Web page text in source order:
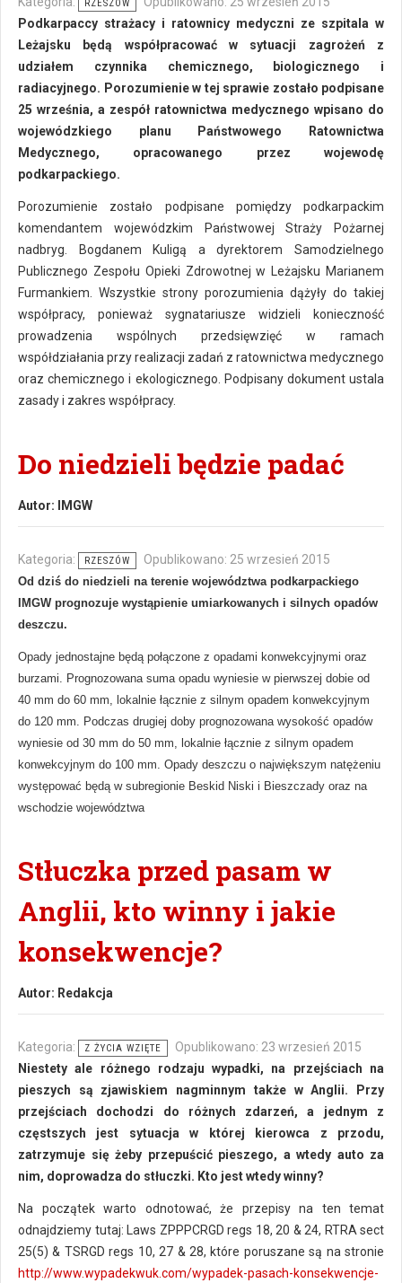
RZESZÓW
Podkarpaccy strażacy i ratownicy medyczni ze szpitala w
Leżajsku będą współpracować w sytuacji zagrożeń z
udziałem czynnika chemicznego, biologicznego i
radiacyjnego. Porozumienie w tej sprawie zostało podpisane
25 września, a zespół ratownictwa medycznego wpisano do
wojewódzkiego planu Państwowego Ratownictwa
Medycznego, opracowanego przez wojewodę
podkarpackiego.
Porozumienie zostało podpisane pomiędzy podkarpackim
komendantem wojewódzkim Państwowej Straży Pożarnej
nadbryg. Bogdanem Kuligą a dyrektorem Samodzielnego
Publicznego Zespołu Opieki Zdrowotnej w Leżajsku Marianem
Furmankiem. Wszystkie strony porozumienia dążyły do takiej
współpracy, ponieważ sygnatariusze widzieli konieczność
prowadzenia wspólnych przedsięwzięć w ramach
współdziałania przy realizacji zadań z ratownictwa medycznego
oraz chemicznego i ekologicznego. Podpisany dokument ustala
zasady i zakres współpracy.
Do niedzieli będzie padać
Autor: IMGW
Kategoria: RZESZÓW Opublikowano: 25 wrzesień 2015
Od dziś do niedzieli na terenie województwa podkarpackiego
IMGW prognozuje wystąpienie umiarkowanych i silnych opadów
deszczu.
Opady jednostajne będą połączone z opadami konwekcyjnymi oraz
burzami. Prognozowana suma opadu wyniesie w pierwszej dobie od
40 mm do 60 mm, lokalnie łącznie z silnym opadem konwekcyjnym
do 120 mm. Podczas drugiej doby prognozowana wysokość opadów
wyniesie od 30 mm do 50 mm, lokalnie łącznie z silnym opadem
konwekcyjnym do 100 mm. Opady deszczu o największym natężeniu
występować będą w subregionie Beskid Niski i Bieszczady oraz na
wschodzie województwa
Stłuczka przed pasam w
Anglii, kto winny i jakie
konsekwencje?
Autor: Redakcja
Kategoria: Z ŻYCIA WZIĘTE
Opublikowano: 23 wrzesień 2015
Niestety ale różnego rodzaju wypadki, na przejściach na
pieszych są zjawiskiem nagminnym także w Anglii. Przy
przejściach dochodzi do różnych zdarzeń, a jednym z
częstszych jest sytuacja w której kierowca z przodu,
zatrzymuje się żeby przepuścić pieszego, a wtedy auto za
nim, doprowadza do stłuczki. Kto jest wtedy winny?
Na początek warto odnotować, że przepisy na ten temat
odnajdziemy tutaj: Laws ZPPPCRGD regs 18, 20 & 24, RTRA sect
25(5) & TSRGD regs 10, 27 & 28, które poruszane są na stronie
http://www.wypadekwuk.com/wypadek-pasach-konsekwencje-